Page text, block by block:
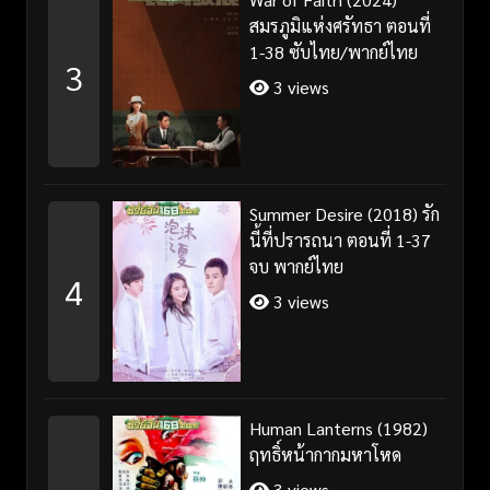
3
สมรภูมิแห่งศรัทธา ตอนที่
1-38 ซับไทย/พากย์ไทย
3 views
4
Summer Desire (2018) รัก
นี้ที่ปรารถนา ตอนที่ 1-37
จบ พากย์ไทย
3 views
Human Lanterns (1982)
ฤทธิ์หน้ากากมหาโหด